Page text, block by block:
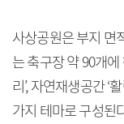
사상공원은 부지 면
는 축구장 약 90개
리’, 자연재생공간 ‘
가지 테마로 구성된